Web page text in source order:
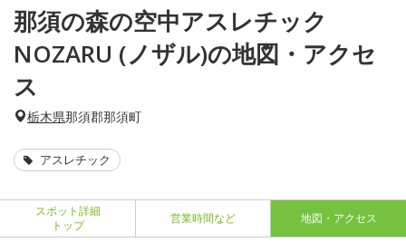
那須の森の空中アスレチック
NOZARU (ノザル)の地図・アクセ
ス
栃木県那須郡那須町
アスレチック
スポット詳細
トップ
営業時間など 地図・アクセス